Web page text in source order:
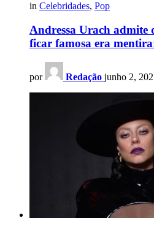
in Celebridades, Pop
Andressa Urach admite
ficar famosa era
por Redação junho 2,